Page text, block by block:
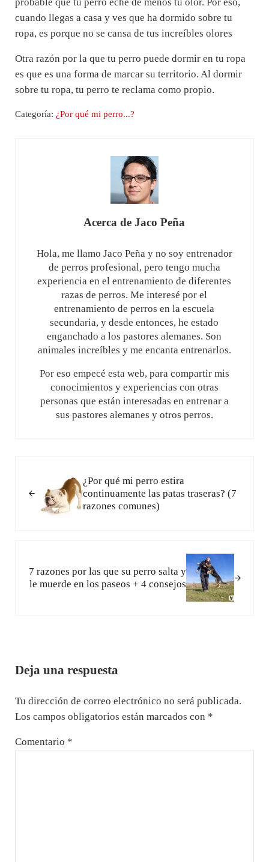
cuando llegas a casa y ves que ha dormido sobre tu
ropa, es porque no se cansa de tus increíbles olores
Otra razón por la que tu perro puede dormir en tu ropa
es que es una forma de marcar su territorio. Al dormir
sobre tu ropa, tu perro te reclama como propio.
Categoría: ¿Por qué mi perro...?
Acerca deJaco Peña
Hola, me llamo Jaco Peña y no soy entrenador
de perros profesional, pero tengo mucha
experiencia en el entrenamiento de diferentes
razas de perros. Me interesé por el
entrenamiento de perros en la escuela
secundaria, y desde entonces, he estado
enganchado a los pastores alemanes. Son
animales increíbles y me encanta entrenarlos.
Por eso empecé esta web, para compartir mis
conocimientos y experiencias con otras
personas que están interesadas en entrenar a
sus pastores alemanes y otros perros.
¿Por qué mi perro estira
continuamente las patas traseras? (7
razones comunes)
7 razones por las que su perro salta y
le muerde en los paseos + 4 consejos
Deja una respuesta
Tu dirección de correo electrónico no será publicada.
Los campos obligatorios están marcados con *
Comentario *